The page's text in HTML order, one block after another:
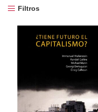
Filtros